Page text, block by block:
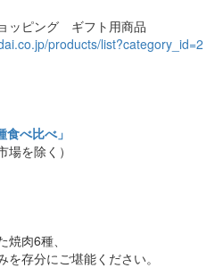
ッピング ギフト用商品
products/list?category_id=2
べ比べ」
を除く）
肉6種、
を存分にご堪能ください。